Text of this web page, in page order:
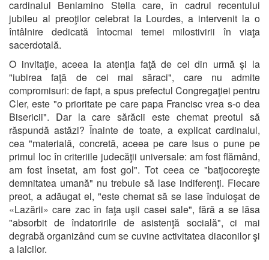
cardinalul Beniamino Stella care, în cadrul recentului
jubileu al preoţilor celebrat la Lourdes, a intervenit la o
întâlnire dedicată întocmai temei milostivirii în viaţa
sacerdotală.
O invitaţie, aceea la atenţia faţă de cei din urmă şi la
"iubirea faţă de cei mai săraci", care nu admite
compromisuri: de fapt, a spus prefectul Congregaţiei pentru
Cler, este "o prioritate pe care papa Francisc vrea s-o dea
Bisericii". Dar la care sărăcii este chemat preotul să
răspundă astăzi? Înainte de toate, a explicat cardinalul,
cea "materială, concretă, aceea pe care Isus o pune pe
primul loc în criteriile judecăţii universale: am fost flămând,
am fost însetat, am fost gol". Tot ceea ce "batjocoreşte
demnitatea umană" nu trebuie să lase indiferenţi. Fiecare
preot, a adăugat el, "este chemat să se lase înduioşat de
«Lazării» care zac în faţa uşii casei sale", fără a se lăsa
"absorbit de îndatoririle de asistenţă socială", ci mai
degrabă organizând cum se cuvine activitatea diaconilor şi
a laicilor.